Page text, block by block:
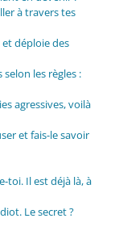
à travers tes
déploie des
les règles :
agressives, voilà
et fais-le savoir
toi. Il est déjà là, à
Le secret ?